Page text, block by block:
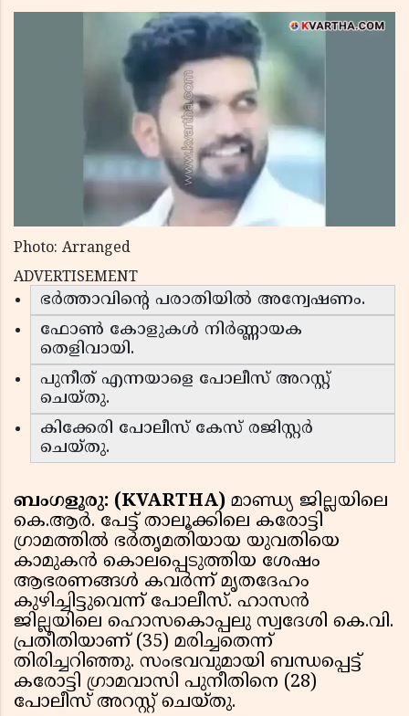
Photo: Arranged
ADVERTISEMENT
ഭർത്താവിന്റെ പരാതിയിൽ അന്വേഷണം.
ഫോൺ കോളുകൾ നിർണ്ണായക
തെളിവായി.
പുനീത് എന്നയാളെ പോലീസ് അറസ്റ്റ്
ചെയ്തു.
കിക്കേരി പോലീസ് കേസ് രജിസ്റ്റർ
ചെയ്തു.
ബംഗളൂരു: (KVARTHA) മാണ്ഡ്യ ജില്ലയിലെ
കെ.ആർ. പേട്ട് താലൂക്കിലെ കരോട്ടി
ഗ്രാമത്തിൽ ഭർതൃമതിയായ യുവതിയെ
കാമുകൻ കൊലപ്പെടുത്തിയ ശേഷം
ആഭരണങ്ങൾ കവർന്ന് മൃതദേഹം
കുഴിച്ചിട്ടുവെന്ന് പോലീസ്. ഹാസൻ
ജില്ലയിലെ ഹൊസകൊപ്പലു സ്വദേശി കെ.വി.
പ്രതീതിയാണ് (35) മരിച്ചതെന്ന്
തിരിച്ചറിഞ്ഞു. സംഭവവുമായി ബന്ധപ്പെട്ട്
കരോട്ടി ഗ്രാമവാസി പുനീതിനെ (28)
പോലീസ് അറസ്റ്റ് ചെയ്തു.